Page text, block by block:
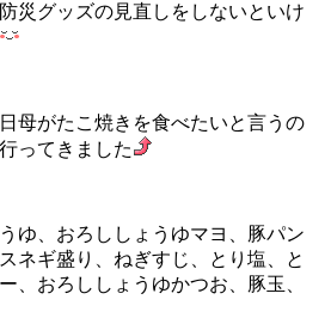
災グッズの見直しをしないといけ
母がたこ焼きを食べたいと言うの
ってきました
ゆ、おろししょうゆマヨ、豚パン
ネギ盛り、ねぎすじ、とり塩、と
、おろししょうゆかつお、豚玉、